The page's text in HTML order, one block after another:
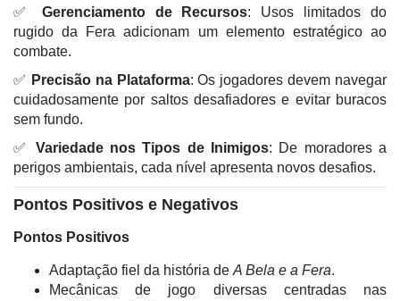
✅ Gerenciamento de Recursos: Usos limitados do
rugido da Fera adicionam um elemento estratégico ao
combate.
✅ Precisão na Plataforma: Os jogadores devem navegar
cuidadosamente por saltos desafiadores e evitar buracos
sem fundo.
✅ Variedade nos Tipos de Inimigos: De moradores a
perigos ambientais, cada nível apresenta novos desafios.
Pontos Positivos e Negativos
Pontos Positivos
Adaptação fiel da história de A Bela e a Fera.
Mecânicas de jogo diversas centradas nas